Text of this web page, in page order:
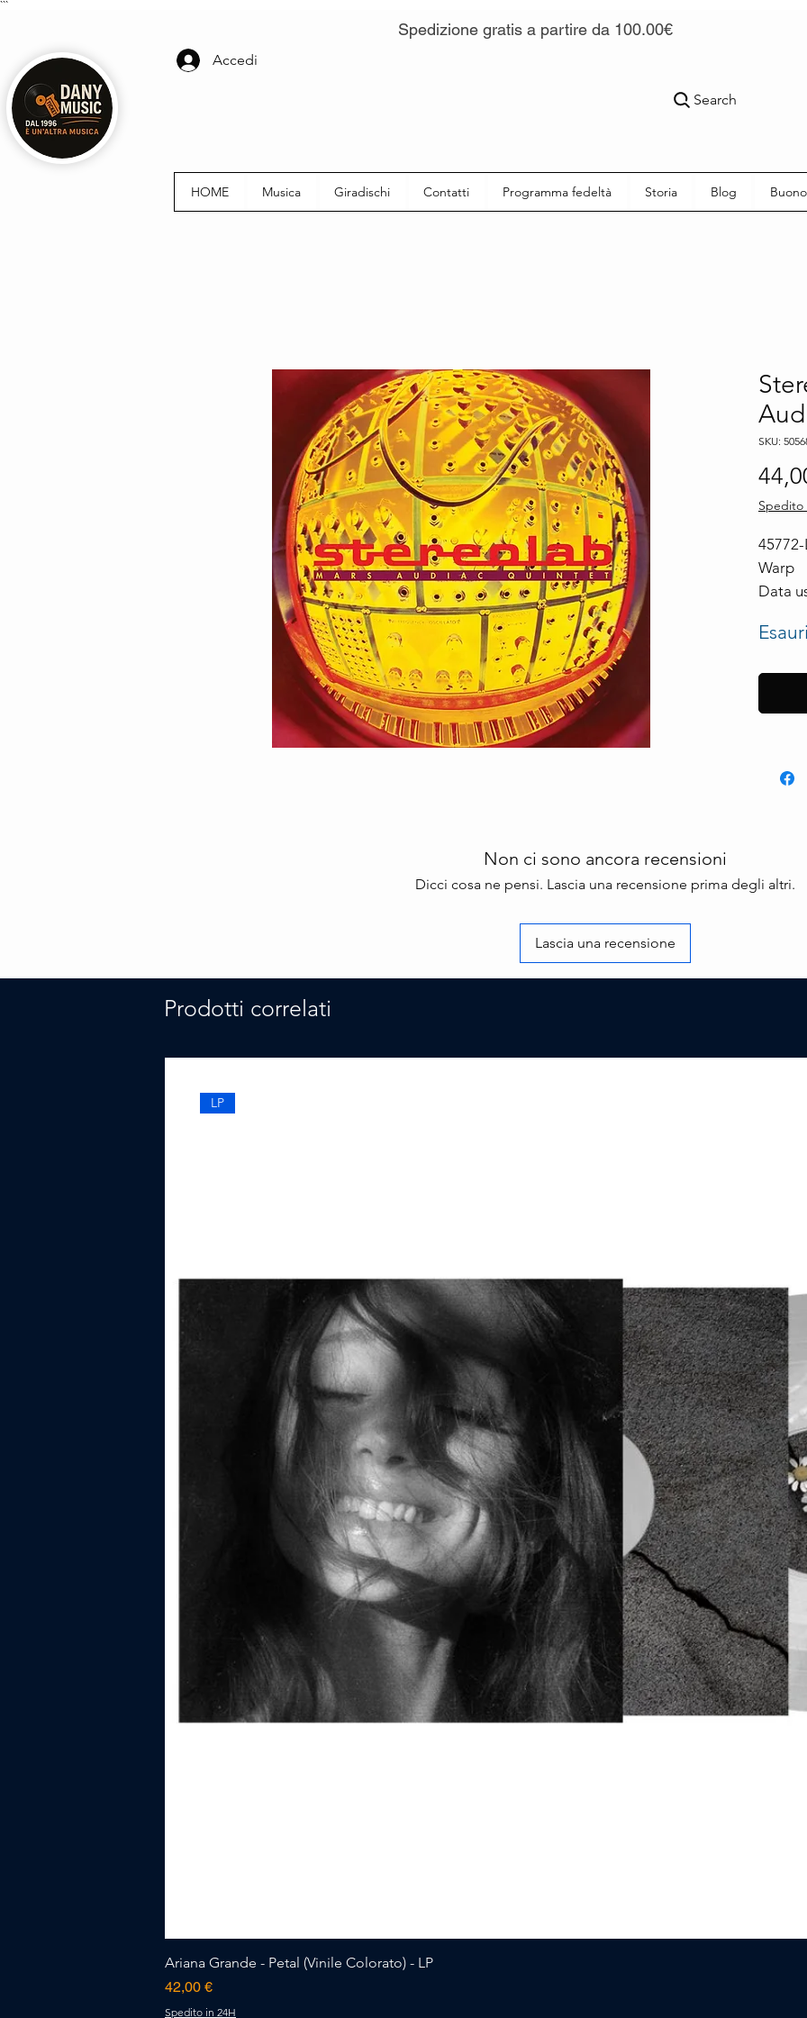
```
Spedizione gratis a partire da 100.00€
Accedi
Search
HOME Musica Giradischi Contatti Programma fedeltà Storia Blog
SKU:
Spedito
Warp
Data
Non ci sono ancora recensioni
Dicci cosa ne pensi. Lascia una recensione prima degli altri.
Lascia una recensione
Prodotti correlati
LP
Ariana Grande - Petal (Vinile Colorato) - LP
Prezzo
42,00 €
Spedito in 24H